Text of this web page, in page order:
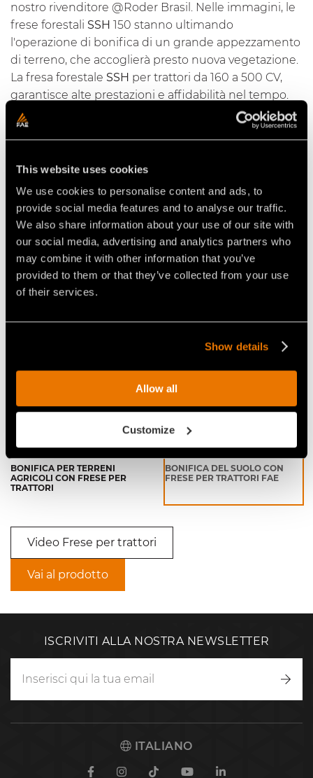
This website uses cookies
We use cookies to personalise content and ads, to
provide social media features and to analyse our traffic.
We also share information about your use of our site with
our social media, advertising and analytics partners who
may combine it with other information that you’ve
provided to them or that they’ve collected from your use
of their services.
Show details
Allow all
Customize
nostro rivenditore @Roder Brasil . Nelle immagini, le
frese forestali SSH 150 stanno ultimando
l'operazione di bonifica di un grande appezzamento
di terreno, che accoglierà presto nuova vegetazione.
La fresa forestale SSH per trattori da 160 a 500 CV,
garantisce alte prestazioni e affidabilità nel tempo.
Le grandi dimensioni del rotore consentono la
triturazione di ceppi con diametro fino a 70 cm,
risultati nelle operazioni di triturazione anche in
qualità dei materiali, le soluzioni tecnologiche
adottate, come l’aggiunta della controlama e le
protezioni interne intercambiabili garantiscono una
produttività impareggiabile ed estrema affidabilità
nel tempo.
BONIFICA PER TERRENI
AGRICOLI CON FRESE PER
TRATTORI
BONIFICA DEL SUOLO CON
FRESE PER TRATTORI FAE
Video Frese per trattori
Vai al prodotto
ISCRIVITI ALLA NOSTRA NEWSLETTER
ITALIANO
FacebookInstagram
TikTokYoutubeLinkedin